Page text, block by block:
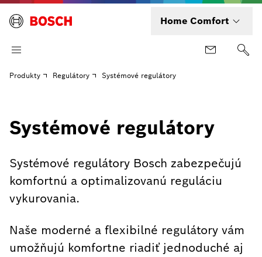
Home Comfort
Produkty Regulátory Systémové regulátory
Systémové regulátory
Systémové regulátory Bosch zabezpečujú
komfortnú a optimalizovanú reguláciu
vykurovania.
Naše moderné a flexibilné regulátory vám
umožňujú komfortne riadiť jednoduché aj